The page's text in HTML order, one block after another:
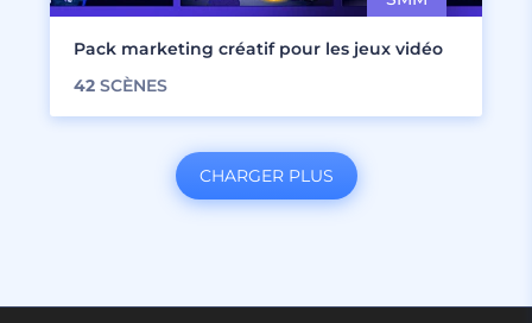
Pack marketing créatif pour les jeux vidéo
42 SCÈNES
CHARGER PLUS